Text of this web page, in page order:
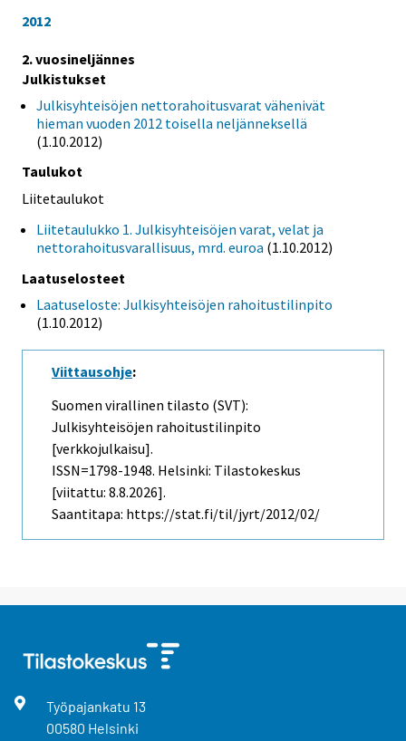
2012
2. vuosineljännes
Julkistukset
Julkisyhteisöjen nettorahoitusvarat vähenivät
hieman vuoden 2012 toisella neljänneksellä
(1.10.2012)
Taulukot
Liitetaulukot
Liitetaulukko 1. Julkisyhteisöjen varat, velat ja
nettorahoitusvarallisuus, mrd. euroa (1.10.2012)
Laatuselosteet
Laatuseloste: Julkisyhteisöjen rahoitustilinpito
(1.10.2012)
Viittausohje:
Suomen virallinen tilasto (SVT):
Julkisyhteisöjen rahoitustilinpito
[verkkojulkaisu].
ISSN=1798-1948. Helsinki: Tilastokeskus
[viitattu: 8.8.2026].
Saantitapa: https://stat.fi/til/jyrt/2012/02/
Työpajankatu 13
00580 Helsinki